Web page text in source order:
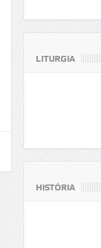
LITURGIA
HISTÓRIA